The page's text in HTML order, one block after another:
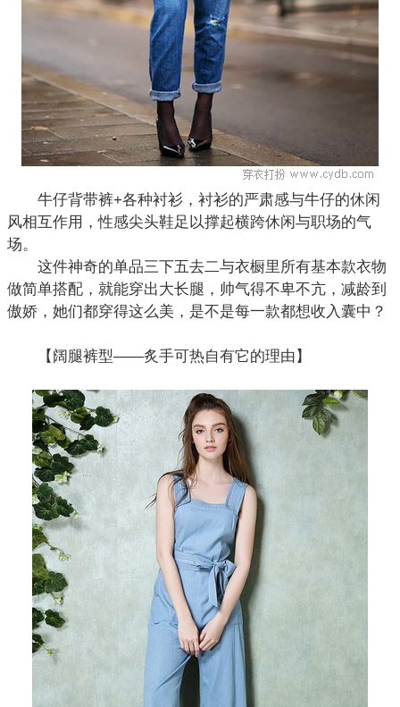
牛仔背带裤+各种衬衫，衬衫的严肃感与牛仔的休闲
风相互作用，性感尖头鞋足以撑起横跨休闲与职场的气
场。
这件神奇的单品三下五去二与衣橱里所有基本款衣物
做简单搭配，就能穿出大长腿，帅气得不卑不亢，减龄到
傲娇，她们都穿得这么美，是不是每一款都想收入囊中？
【阔腿裤型——炙手可热自有它的理由】